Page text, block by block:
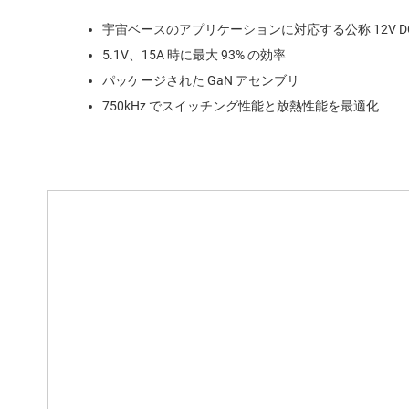
宇宙ベースのアプリケーションに対応する公称 12V
5.1V、15A 時に最大 93% の効率
パッケージされた GaN アセンブリ
750kHz でスイッチング性能と放熱性能を最適化